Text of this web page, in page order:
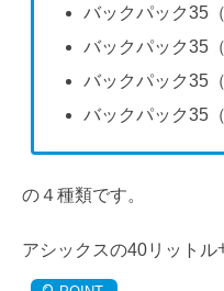
バックパック35
バックパック35
バックパック35
バックパック35
の４種類です。
アシックスの40リットル